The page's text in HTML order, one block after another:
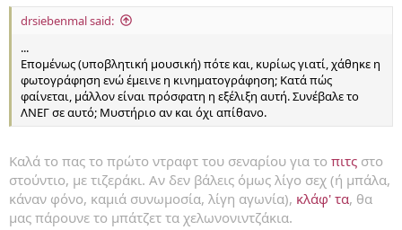
drsiebenmal said:
...
Επομένως (υποβλητική μουσική) πότε και, κυρίως γιατί, χάθηκε η
φωτογράφηση ενώ έμεινε η κινηματογράφηση; Κατά πώς
φαίνεται, μάλλον είναι πρόσφατη η εξέλιξη αυτή. Συνέβαλε το
ΛΝΕΓ σε αυτό; Μυστήριο αν και όχι απίθανο.
Καλά το πας το πρώτο ντραφτ του σεναρίου για το πιτς στο
στούντιο, με τιζεράκι. Αν δεν βάλεις όμως λίγο σεχ (ή μπάλα,
κάναν φόνο, καμιά συνωμοσία, λίγη αγωνία), κλάφ' τα, θα
μας πάρουνε το μπάτζετ τα χελωνονιντζάκια.